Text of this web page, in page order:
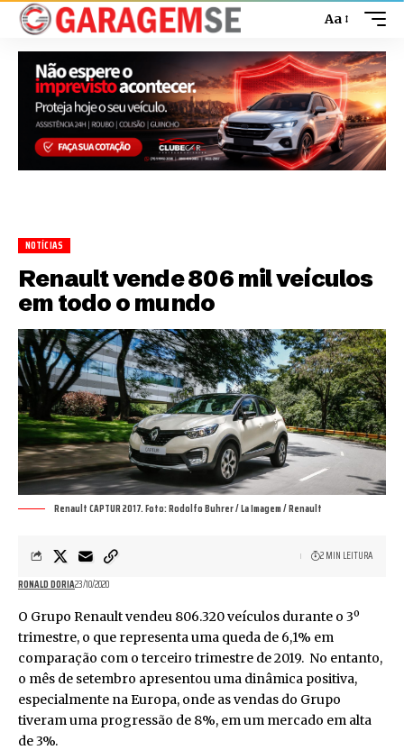
Aa
NOTÍCIAS
Renault vende 806 mil veículos
em todo o mundo
Renault CAPTUR 2017. Foto: Rodolfo Buhrer / La Imagem / Renault
RONALD DORIA23/10/2020
2 MIN LEITURA
O Grupo Renault vendeu 806.320 veículos durante o 3º
trimestre, o que representa uma queda de 6,1% em
comparação com o terceiro trimestre de 2019. No entanto,
o mês de setembro apresentou uma dinâmica positiva,
especialmente na Europa, onde as vendas do Grupo
tiveram uma progressão de 8%, em um mercado em alta
de 3%.